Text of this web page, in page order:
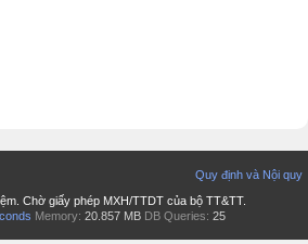
Quy định và Nội quy
Chờ giấy phép MXH/TTDT của bộ TT&TT.
Memory: 20.857 MB DB Queries: 25